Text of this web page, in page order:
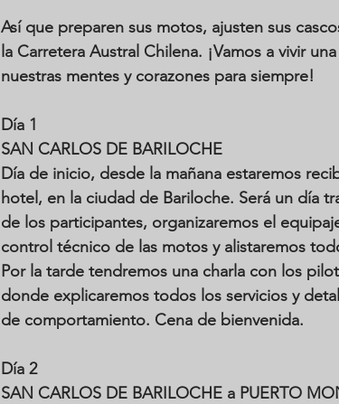
Así que preparen sus motos, ajusten sus
la Carretera Austral Chilena. ¡Vamos a vivir
nuestras mentes y corazones para siempre!
Día 1
SAN CARLOS DE BARILOCHE
Día de inicio, desde la mañana estaremos
hotel, en la ciudad de Bariloche. Será un día
de los participantes, organizaremos el
control técnico de las motos y alistaremos
Por la tarde tendremos una charla con los
donde explicaremos todos los servicios y
de comportamiento. Cena de bienvenida.
Día 2
SAN CARLOS DE BARILOCHE a PUERTO